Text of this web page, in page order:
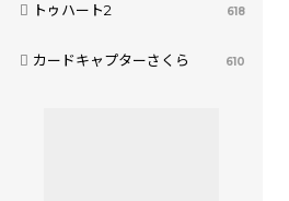
トゥハート2 618
カードキャプターさくら 610